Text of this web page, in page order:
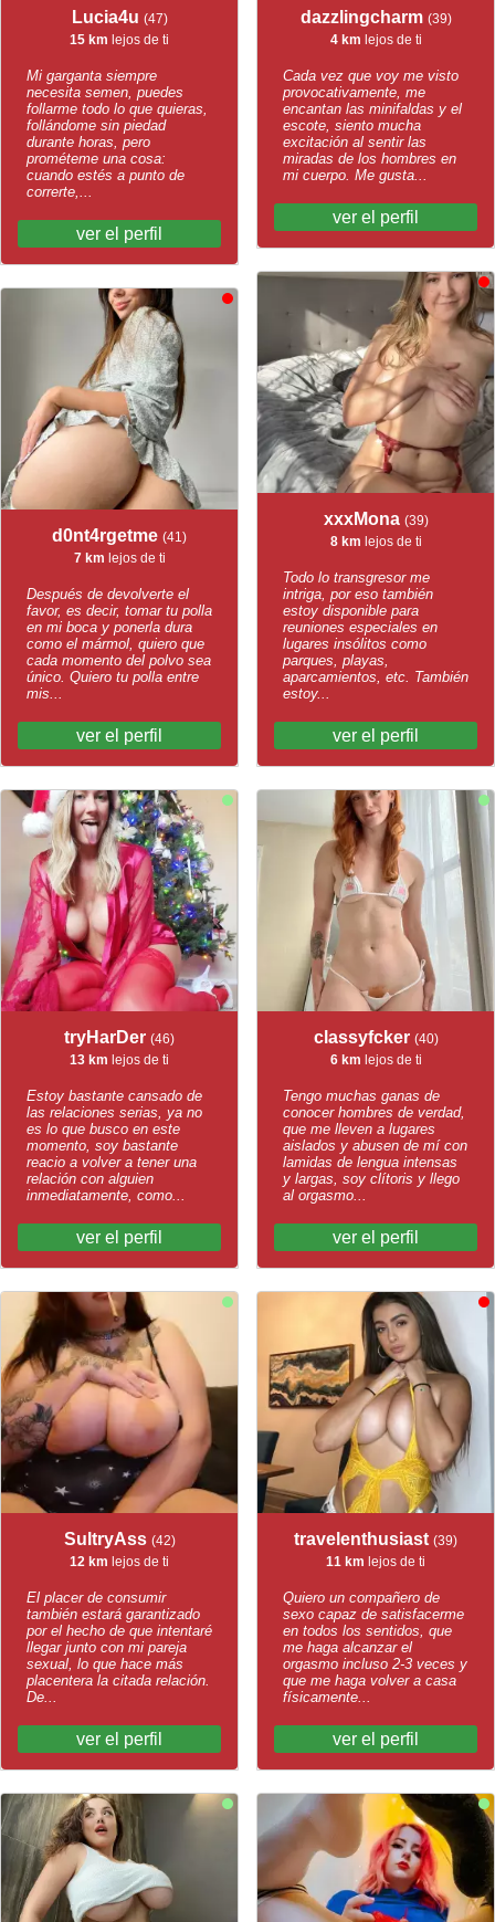
Lucia4u (47)
15 km lejos de ti
Mi garganta siempre
necesita semen, puedes
follarme todo lo que quieras,
follándome sin piedad
durante horas, pero
prométeme una cosa:
cuando estés a punto de
correrte,...
ver el perfil
d0nt4rgetme (41)
7 km lejos de ti
Después de devolverte el
favor, es decir, tomar tu polla
en mi boca y ponerla dura
como el mármol, quiero que
cada momento del polvo sea
único. Quiero tu polla entre
mis...
ver el perfil
tryHarDer (46)
13 km lejos de ti
Estoy bastante cansado de
las relaciones serias, ya no
es lo que busco en este
momento, soy bastante
reacio a volver a tener una
relación con alguien
inmediatamente, como...
ver el perfil
SultryAss (42)
12 km lejos de ti
El placer de consumir
también estará garantizado
por el hecho de que intentaré
llegar junto con mi pareja
sexual, lo que hace más
placentera la citada relación.
De...
ver el perfil
dazzlingcharm (39)
4 km lejos de ti
Cada vez que voy me visto
provocativamente, me
encantan las minifaldas y el
escote, siento mucha
excitación al sentir las
miradas de los hombres en
mi cuerpo. Me gusta...
ver el perfil
xxxMona (39)
8 km lejos de ti
Todo lo transgresor me
intriga, por eso también
estoy disponible para
reuniones especiales en
lugares insólitos como
parques, playas,
aparcamientos, etc. También
estoy...
ver el perfil
classyfcker (40)
6 km lejos de ti
Tengo muchas ganas de
conocer hombres de verdad,
que me lleven a lugares
aislados y abusen de mí con
lamidas de lengua intensas
y largas, soy clítoris y llego
al orgasmo...
ver el perfil
travelenthusiast (39)
11 km lejos de ti
Quiero un compañero de
sexo capaz de satisfacerme
en todos los sentidos, que
me haga alcanzar el
orgasmo incluso 2-3 veces y
que me haga volver a casa
físicamente...
ver el perfil